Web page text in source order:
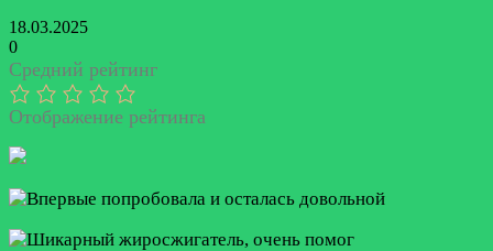
18.03.2025
0
Средний рейтинг
Отображение рейтинга